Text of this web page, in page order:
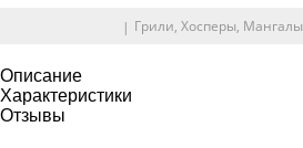
Грили, Хосперы, Мангалы
Описание
Характеристики
Отзывы